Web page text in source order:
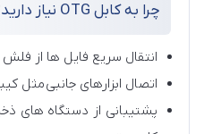
چرا به کابل OTG نیاز دارید؟
انتقال سریع فایل ها از
اتصال ابزارهای جانبی مثل
پشتیبانی از دستگاه های